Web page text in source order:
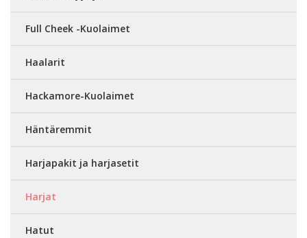
Full Cheek -Kuolaimet
Haalarit
Hackamore-Kuolaimet
Häntäremmit
Harjapakit ja harjasetit
Harjat
Hatut